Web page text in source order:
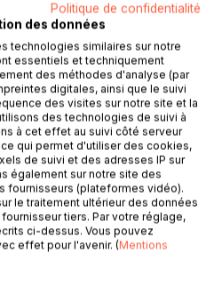
de Muguet le 1 Mai : c'est la
blanches sentent si
entraîner loin ! Nanette en
Politique de confidentialité
des données
technologies similaires sur notre
essentiels et techniquement
des méthodes d'analyse (par
digitales, ainsi que le suivi
des visites sur notre site et la
des technologies de suivi à
à cet effet au suivi côté serveur
qui permet d'utiliser des cookies,
de suivi et des adresses IP sur
également sur notre site des
fournisseurs (plateformes vidéo).
le traitement ultérieur des données
tiers. Par votre réglage,
ci-dessus. Vous pouvez
effet pour l'avenir. (Mentions